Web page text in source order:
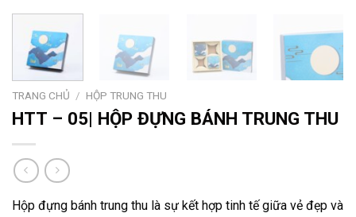
TRANG CHỦ / HỘP TRUNG THU
HTT – 05| HỘP ĐỰNG BÁNH TRUNG THU
Hộp đựng bánh trung thu là sự kết hợp tinh tế giữa vẻ đẹp và